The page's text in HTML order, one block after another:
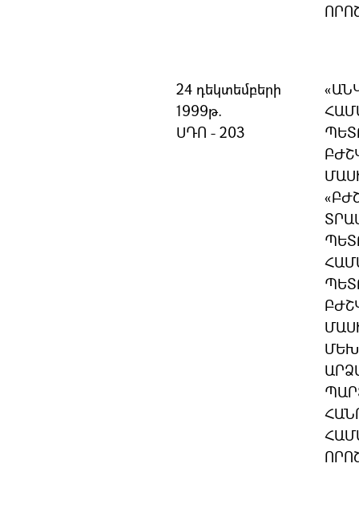
24 դեկտեմբերի
1999թ.
ՍԴՈ - 203